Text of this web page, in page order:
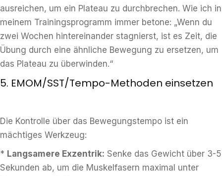
ausreichen, um ein Plateau zu durchbrechen. Wie ich in
meinem Trainingsprogramm immer betone: „Wenn du
zwei Wochen hintereinander stagnierst, ist es Zeit, die
Übung durch eine ähnliche Bewegung zu ersetzen, um
das Plateau zu überwinden.“
5. EMOM/SST/Tempo-Methoden einsetzen
Die Kontrolle über das Bewegungstempo ist ein
mächtiges Werkzeug:
* Langsamere Exzentrik: Senke das Gewicht über 3-5
Sekunden ab, um die Muskelfasern maximal unter